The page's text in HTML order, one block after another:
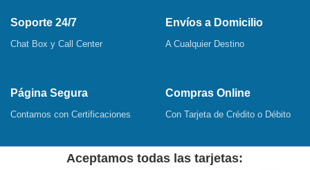
Soporte 24/7
Chat Box y Call Center
Envíos a Domicilio
A Cualquier Destino
Página Segura
Contamos con Certificaciones
Compras Online
Con Tarjeta de Crédito o Débito
Aceptamos todas las tarjetas: